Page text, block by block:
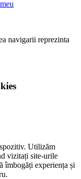
navigarii reprezinta
Utilizăm
vizitați site-urile
îmbogăți experiența și